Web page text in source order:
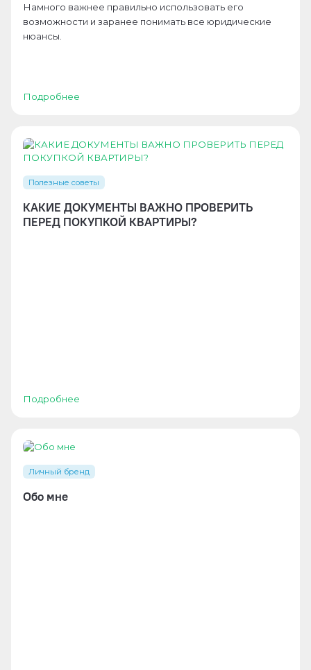
Намного важнее правильно использовать его
возможности и заранее понимать все юридические
нюансы.
Подробнее
Полезные советы
КАКИЕ ДОКУМЕНТЫ ВАЖНО ПРОВЕРИТЬ
ПЕРЕД ПОКУПКОЙ КВАРТИРЫ?
Подробнее
Личный бренд
Обо мне